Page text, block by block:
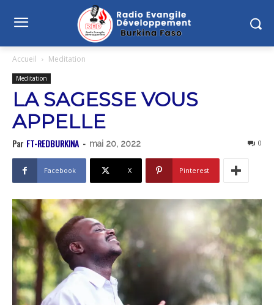
Accueil Meditation
Meditation
LA SAGESSE VOUS
APPELLE
Par FT-REDBURKINA - mai 20, 2022 0
Facebook X Pinterest